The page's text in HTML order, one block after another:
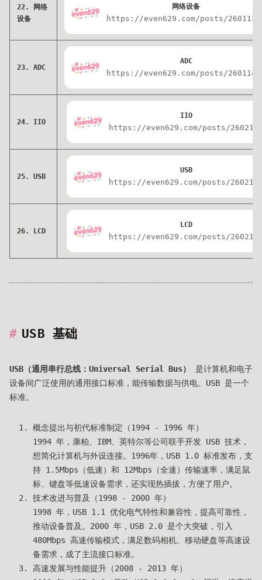
22. 网络
设备
网络设备
https://even629.com/posts/
23. ADC
ADC
https://even629.com/posts/
24. IIO
IIO
https://even629.com/posts/
25. USB
USB
https://even629.com/posts/
26. LCD
LCD
https://even629.com/posts/
USB 基础
USB（通用串行总线：Universal Serial Bus）
是计算机和电子
设备间广泛使用的通用接口标准，能传输数据与供电。USB 是一个
标准。
概念提出与初代标准制定（1994 - 1996 年）
1994 年，康柏、IBM、英特尔等公司联手开发 USB 技术，
想简化计算机与外设连接。1996年，USB 1.0 标准发布，支
持 1.5Mbps（低速）和 12Mbps（全速）传输速率，满足鼠
标、键盘等低速设备需求，还实现热插拔，方便了用户。
技术改进与普及（1998 - 2000 年）
1998 年，USB 1.1 优化电气特性和兼容性，提高可靠性，
推动设备普及。2000 年，USB 2.0 是个大突破，引入
480Mbps 高速传输模式，满足数码相机、移动硬盘等高速设
备需求，成了主流接口标准。
高速发展与性能提升（2008 - 2013 年）